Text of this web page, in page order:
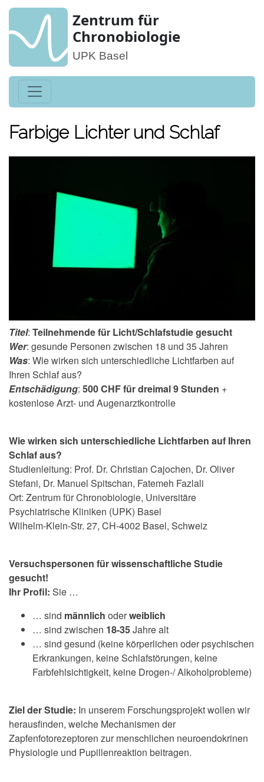
Zentrum für
Chronobiologie
UPK Basel
Farbige Lichter und Schlaf
Titel: Teilnehmende für Licht/Schlafstudie gesucht
Wer: gesunde Personen zwischen 18 und 35 Jahren
Was: Wie wirken sich unterschiedliche Lichtfarben auf
Ihren Schlaf aus?
Entschädigung: 500 CHF für dreimal 9 Stunden +
kostenlose Arzt- und Augenarztkontrolle
Wie wirken sich unterschiedliche Lichtfarben auf Ihren
Schlaf aus?
Studienleitung: Prof. Dr. Christian Cajochen, Dr. Oliver
Stefani, Dr. Manuel Spitschan, Fatemeh Fazlali
Ort: Zentrum für Chronobiologie, Universitäre
Psychiatrische Kliniken (UPK) Basel
Wilhelm-Klein-Str. 27, CH-4002 Basel, Schweiz
Versuchspersonen für wissenschaftliche Studie
gesucht!
Ihr Profil: Sie …
… sind männlich oderweiblich
… sind zwischen 18-35Jahre alt
… sind gesund (keine körperlichen oder psychischen
Erkrankungen, keine Schlafstörungen, keine
Farbfehlsichtigkeit, keine Drogen-/ Alkoholprobleme)
Ziel der Studie: In unserem Forschungsprojekt wollen wir
herausfinden, welche Mechanismen der
Zapfenfotorezeptoren zur menschlichen neuroendokrinen
Physiologie und Pupillenreaktion beitragen.